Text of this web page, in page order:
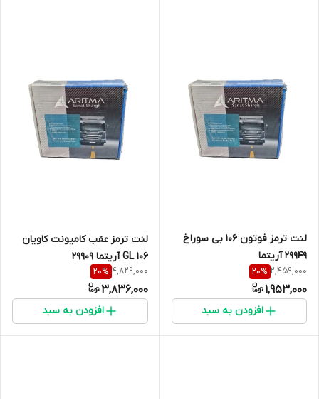
لنت ترمز فوتون 106 بی سوراخ
29949 آریتما
2,459,000
20%
1,953,000
افزودن به سبد
لنت ترمز عقب کامیونت کاویان
106 GL آریتما 29909
4,829,000
20%
3,836,000
افزودن به سبد